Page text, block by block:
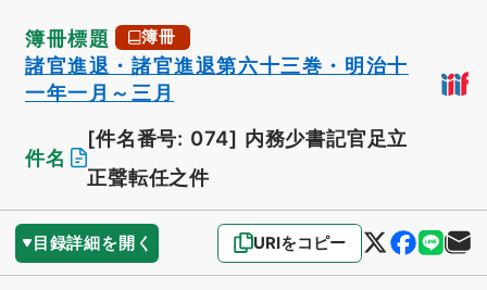
簿冊標題 簿冊
諸官進退・諸官進退第六十三巻・明治十
一年一月～三月
件名
[件名番号: 074] 内務少書記官足立
正聲転任之件
目録詳細を開く URIをコピー